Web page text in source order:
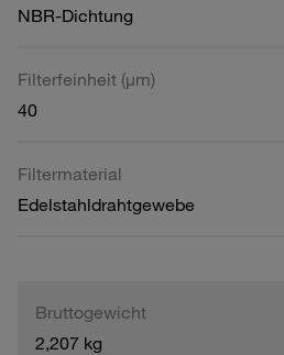
NBR-Dichtung
Filterfeinheit (µm)
40
Filtermaterial
Edelstahldrahtgewebe
Bruttogewicht
2,207 kg